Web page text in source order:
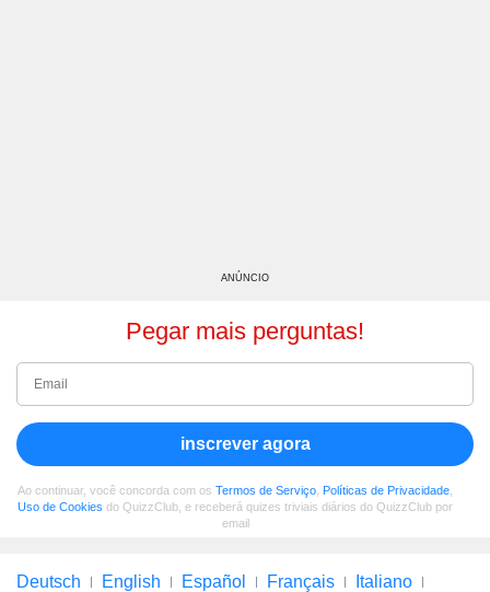
ANÚNCIO
Pegar mais perguntas!
inscrever agora
Ao continuar, você concorda com os Termos de Serviço Políticas de Privacidade
Uso de Cookies do QuizzClub, e receberá quizes triviais diários do QuizzClub por
email
Deutsch English Español Français Italiano